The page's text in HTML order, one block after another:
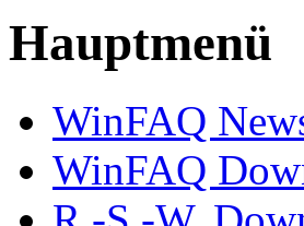
Hauptmenü
WinFAQ
WinFAQ